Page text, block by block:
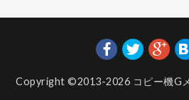
Copyright ©2013-2026 コピー機G